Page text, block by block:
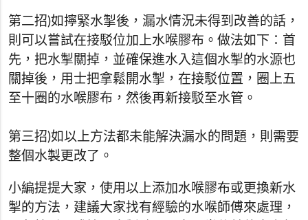
第二招)如擰緊水掣後，漏水情況未得到改善的話，
則可以嘗試在接駁位加上水喉膠布。做法如下：首
先，把水掣關掉，並確保進水入這個水掣的水源也
關掉後，用士把拿鬆開水掣，在接駁位置，圈上五
至十圈的水喉膠布，然後再新接駁至水管。
第三招)如以上方法都未能解決漏水的問題，則需要
整個水製更改了。
小編提提大家，使用以上添加水喉膠布或更換新水
掣的方法，建議大家找有經驗的水喉師傅來處理，